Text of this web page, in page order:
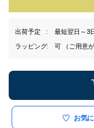
出荷予定
最短翌日～3
ラッピング
可 （ご用意
お気